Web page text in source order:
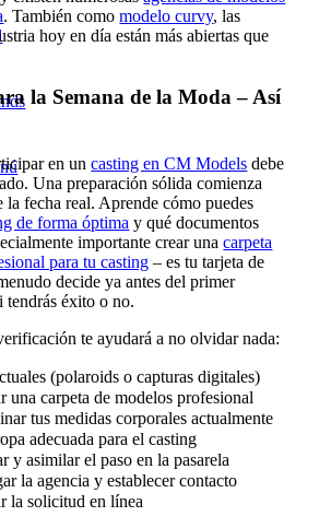
. También comomodelo curvy, las
hoy en día están más abiertas que
la Semana de la Moda – Así
en uncasting en CM Models debe
Una preparación sólida comienza
la fecha real. Aprende cómo puedes
de forma óptima y qué documentos
importante crear unacarpeta
para tu casting – es tu tarjeta de
decide ya antes del primer
tendrás éxito o no.
te ayudará a no olvidar nada:
(polaroids o capturas digitales)
una carpeta de modelos profesional
tus medidas corporales actualmente
adecuada para el casting
y asimilar el paso en la pasarela
la agencia y establecer contacto
la solicitud en línea